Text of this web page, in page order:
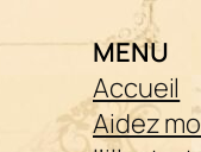
MENU
Accueil
Aidez